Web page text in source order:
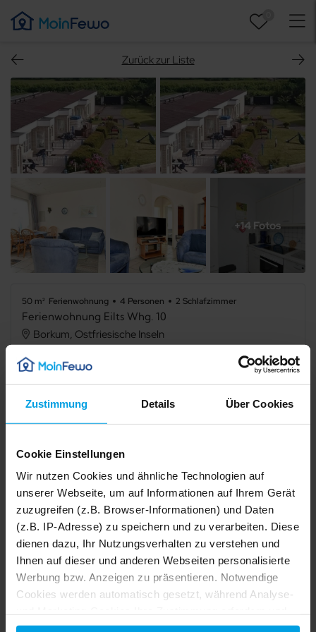
Zustimmung Details Über Cookies
Cookie Einstellungen
Wir nutzen Cookies und ähnliche Technologien auf
unserer Webseite, um auf Informationen auf Ihrem Gerät
zuzugreifen (z.B. Browser-Informationen) und Daten
(z.B. IP-Adresse) zu speichern und zu verarbeiten. Diese
dienen dazu, Ihr Nutzungsverhalten zu verstehen und
Ihnen auf dieser und anderen Webseiten personalisierte
Werbung bzw. Anzeigen zu präsentieren. Notwendige
Cookies werden automatisch gesetzt, während Analyse-
auch außerhalb der EU/EWR, z.B. in den USA,
Zurück zur Liste
+14 Fotos
50 m² Ferienwohnung 4 Personen 2 Schlafzimmer
Ferienwohnung Eilts Whg. 10
Borkum, Ostfriesische Inseln
Internet
Dusche Waschmaschine
Trockner Haustiere nicht erlaubt
Nichtraucher
Beschreibung
Ausstattung
1/14
2/14
3/14
4/14
7/14